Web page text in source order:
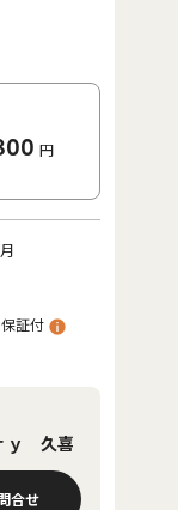
円
証付
ｙ 久喜
合せ